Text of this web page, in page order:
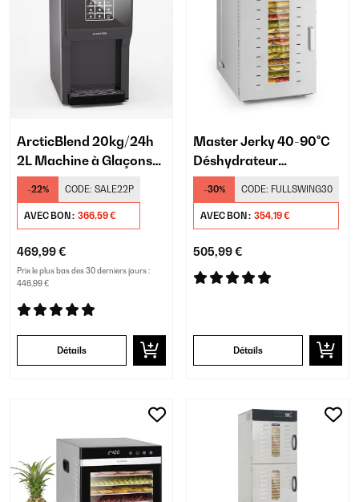
ArcticBlend 20kg/24h
2L Machine à Glaçons
Noir
-22% CODE: SALE22P
AVEC BON : 366,59 €
469,99 €
Prix le plus bas des 30 derniers jours :
446,99 €
Détails
Master Jerky 40-90°C
Déshydrateur
Professionnel 16
Plateaux Argent
-30% CODE: FULLSWING30
AVEC BON : 354,19 €
505,99 €
Détails